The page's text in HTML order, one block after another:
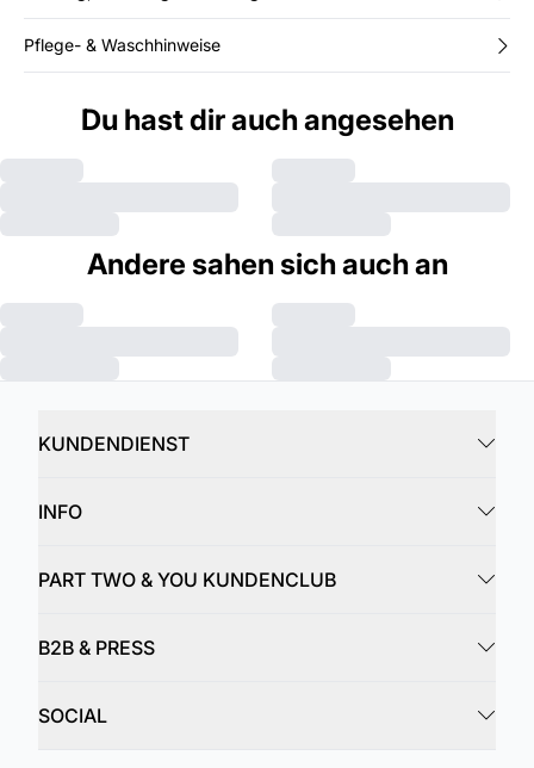
Pflege- & Waschhinweise
Du hast dir auch angesehen
Andere sahen sich auch an
KUNDENDIENST
INFO
PART TWO & YOU KUNDENCLUB
B2B & PRESS
SOCIAL